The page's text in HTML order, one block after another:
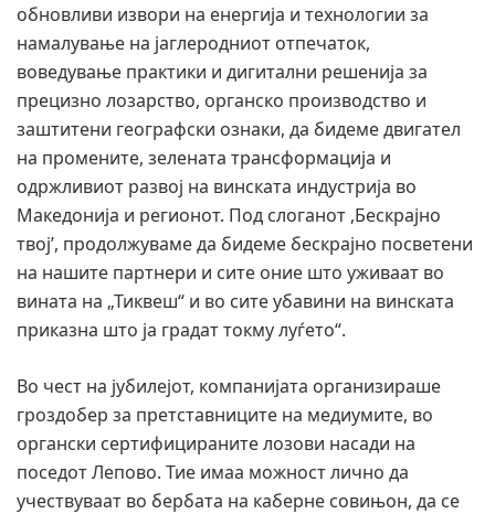
обновливи извори на енергија и технологии за
намалување на јаглеродниот отпечаток,
воведување практики и дигитални решенија за
прецизно лозарство, органско производство и
заштитени географски ознаки, да бидеме двигател
на промените, зелената трансформација и
одржливиот развој на винската индустрија во
Македонија и регионот. Под слоганот ,Бескрајно
твој’, продолжуваме да бидеме бескрајно посветени
на нашите партнери и сите оние што уживаат во
вината на „Тиквеш“ и во сите убавини на винската
приказна што ја градат токму луѓето“.
Во чест на јубилејот, компанијата организираше
гроздобер за претставниците на медиумите, во
органски сертифицираните лозови насади на
поседот Лепово. Тие имаа можност лично да
учествуваат во бербата на каберне совињон, да се